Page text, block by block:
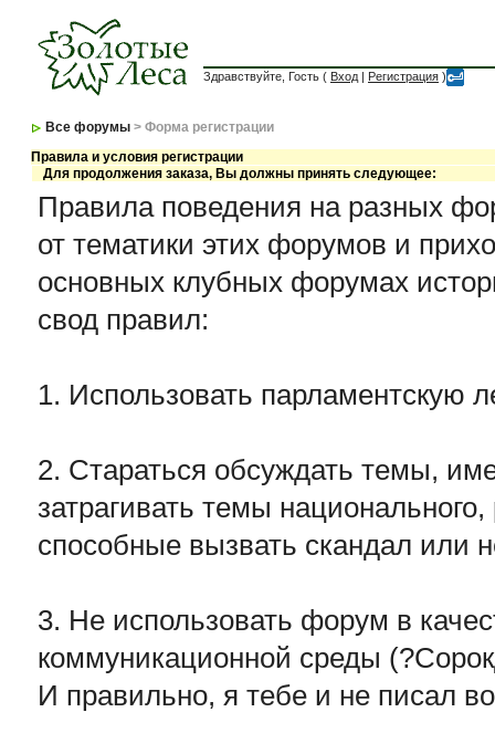
Здравствуйте, Гость ( Вход | Регистрация )
Все форумы > Форма регистрации
Правила и условия регистрации
Для продолжения заказа, Вы должны принять следующее:
Правила поведения на разных
от тематики этих форумов и
основных клубных форумах
свод правил:
1. Использовать парламентскую
2. Стараться обсуждать темы,
затрагивать темы
способные вызвать скандал или
3. Не использовать форум в
коммуникационной среды
И правильно, я тебе и не писал